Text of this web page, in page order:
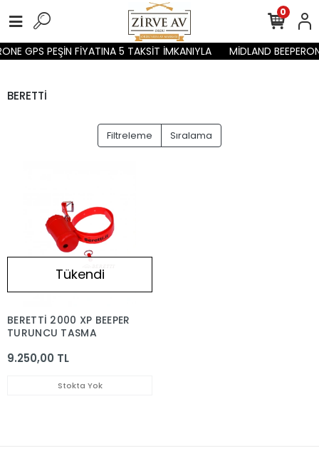
GPS PEŞİN FİYATINA 5 TAKSİT İMKANIYLA MİDLAND
0
BERETTİ
Filtreleme Sıralama
Tükendi
BERETTİ 2000 XP BEEPER
TURUNCU TASMA
9.250,00 TL
Stokta Yok